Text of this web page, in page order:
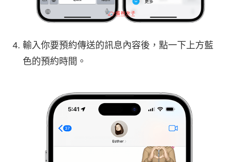
輸入你要預約傳送的訊息內容後，點一下上方藍
色的預約時間。